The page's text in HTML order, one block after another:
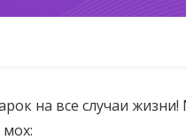
на все случаи